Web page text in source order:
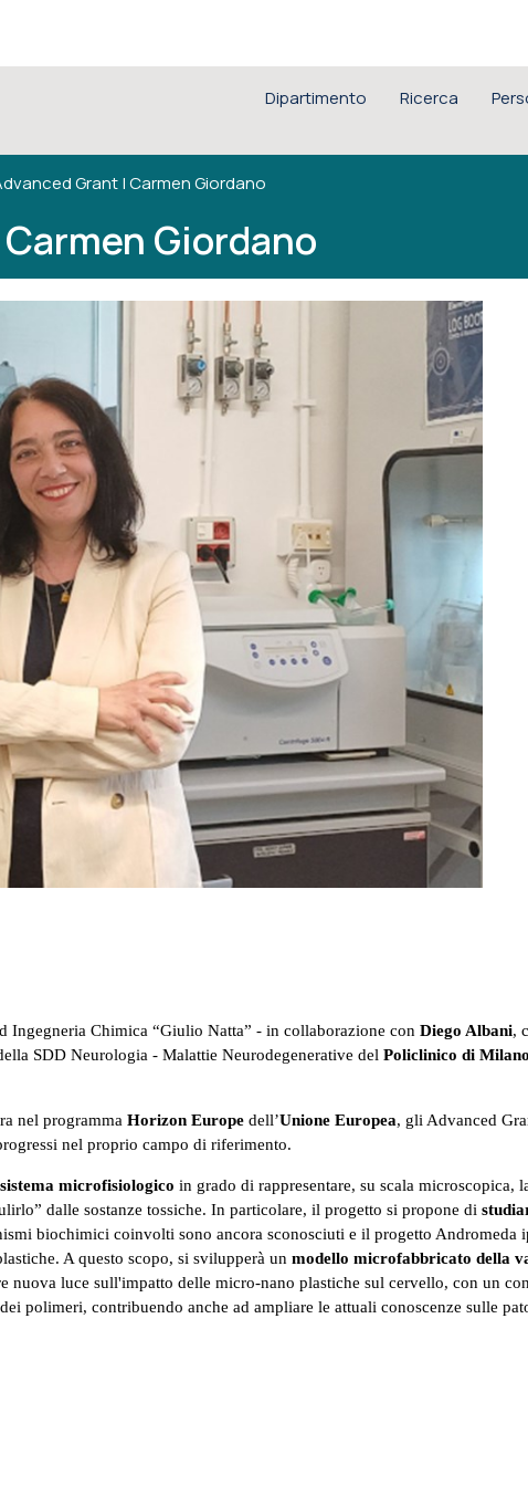
Dipartimento Ricerca
Grant | Carmen Giordano
Giordano
Ingegneria Chimica “Giulio Natta” - in collaborazione conDiego Albani,
SDD Neurologia - Malattie Neurodegenerative delPoliclinico di
nel programmaHorizon Europedell’Unione Europea, gli Advanced
nel proprio campo di riferimento.
microfisiologico in grado di rappresentare, su scala microscopica,
dalle sostanze tossiche. In particolare, il progetto si propone di
biochimici coinvolti sono ancora sconosciuti e il progetto
A questo scopo, si svilupperà unmodello microfabbricato della
luce sull'impatto delle micro-nano plastiche sul cervello, con un
polimeri, contribuendo anche ad ampliare le attuali conoscenze sulle